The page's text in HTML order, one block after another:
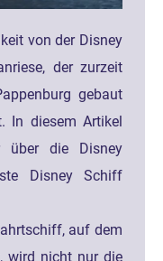
von der Disney
der zurzeit
gebaut
In diesem Artikel
über die Disney
Disney Schiff
auf dem
wird nicht nur die